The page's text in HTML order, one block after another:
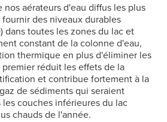
nos aérateurs d'eau diffus les plus
des niveaux durables
dans toutes les zones du lac et
constant de la colonne d'eau,
thermique en plus d'éliminer les
réduit les effets de la
et contribue fortement à la
de sédiments qui seraient
couches inférieures du lac
chauds de l'année.